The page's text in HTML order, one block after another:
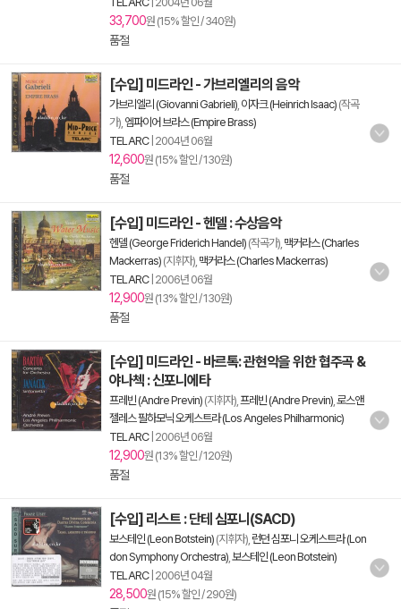
33,700원 (15% 할인 / 340원)
품절
[수입] 미드라인 - 가브리엘리의 음악
가브리엘리 (Giovanni Gabrieli) 이자크 (Heinrich Isaac) (작곡
가), 엠파이어 브라스 (Empire Brass)
TELARC| 2004년 06월
12,600원 (15% 할인 / 130원)
품절
[수입] 미드라인 - 헨델 : 수상음악
헨델 (George Friderich Handel) (작곡가), 맥커라스 (Charles
Mackerras) (지휘자), 맥커라스 (Charles Mackerras)
TELARC| 2006년 06월
12,900원 (13% 할인 / 130원)
품절
[수입] 미드라인 - 바르톡: 관현악을 위한 협주곡 &
야나첵 : 신포니에타
프레빈 (Andre Previn) (지휘자), 프레빈 (Andre Previn) 로스앤
젤레스 필하모닉 오케스트라 (Los Angeles Philharmonic)
TELARC| 2006년 06월
12,900원 (13% 할인 / 120원)
품절
[수입] 리스트 : 단테 심포니(SACD)
보스테인 (Leon Botstein) (지휘자), 런던 심포니 오케스트라 (Lon
don Symphony Orchestra) 보스테인 (Leon Botstein)
TELARC| 2006년 04월
28,500원 (15% 할인 / 290원)